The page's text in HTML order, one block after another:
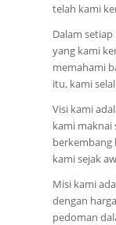
telah kami
Dalam
yang kami
memahami
itu, kami
Visi kami
kami maknai
berkembang
kami sejak
Misi kami
dengan
pedoman